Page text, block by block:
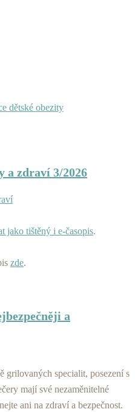
dětské obezity
a zdraví 3/2026
jako tištěný i e-časopis.
zde.
a
specialit, posezení s
mají své nezaměnitelné
ani na zdraví a bezpečnost.